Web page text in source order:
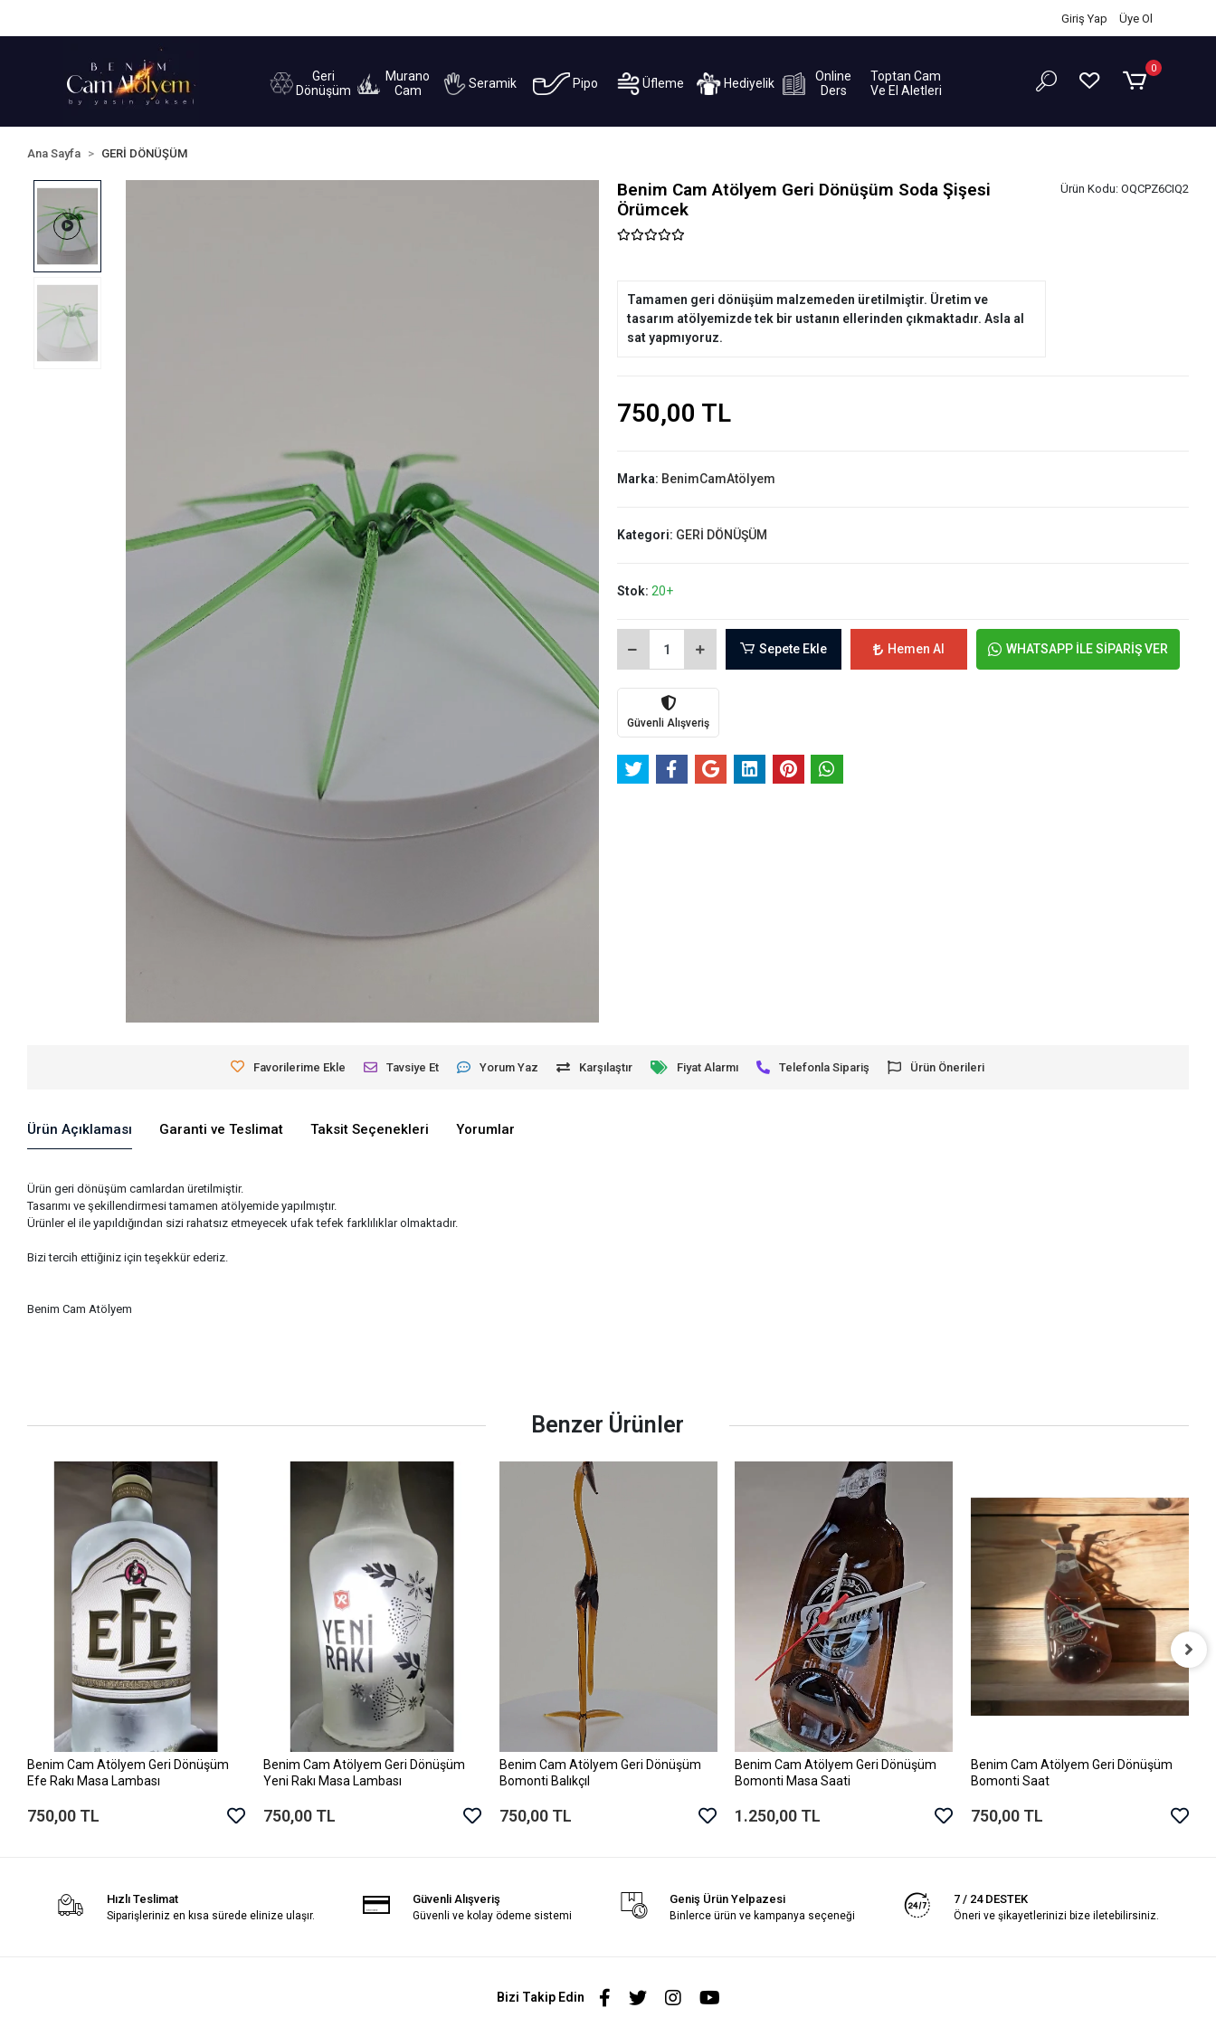
Giriş Yap Üye Ol
Geri
Dönüşüm
Murano
Cam
Seramik Pipo Üfleme Hediyelik
Online
Ders
Toptan Cam
Ve El Aletleri
0
Ana Sayfa GERİ DÖNÜŞÜM
Benim Cam Atölyem Geri Dönüşüm Soda Şişesi
Örümcek
Ürün Kodu: OQCPZ6CIQ2
Tamamen geri dönüşüm malzemeden üretilmiştir. Üretim ve
tasarım atölyemizde tek bir ustanın ellerinden çıkmaktadır. Asla al
sat yapmıyoruz.
750,00 TL
Marka: BenimCamAtölyem
Kategori: GERİ DÖNÜŞÜM
Stok: 20+
Sepete Ekle Hemen Al WHATSAPP İLE SİPARİŞ VER
Güvenli Alışveriş
Favorilerime Ekle Tavsiye Et Yorum Yaz Karşılaştır Fiyat Alarmı Telefonla Sipariş Ürün Önerileri
Ürün Açıklaması Garanti ve Teslimat Taksit Seçenekleri Yorumlar
Ürün geri dönüşüm camlardan üretilmiştir.
Tasarımı ve şekillendirmesi tamamen atölyemide yapılmıştır.
Ürünler el ile yapıldığından sizi rahatsız etmeyecek ufak tefek farklılıklar olmaktadır.
Bizi tercih ettiğiniz için teşekkür ederiz.
Benim Cam Atölyem
Benzer Ürünler
Sepete Ekle
Benim Cam Atölyem Geri Dönüşüm
Efe Rakı Masa Lambası
750,00 TL
Sepete Ekle
Benim Cam Atölyem Geri Dönüşüm
Yeni Rakı Masa Lambası
750,00 TL
Sepete Ekle
Benim Cam Atölyem Geri Dönüşüm
Bomonti Balıkçıl
750,00 TL
Sepete Ekle
Benim Cam Atölyem Geri Dönüşüm
Bomonti Masa Saati
1.250,00 TL
Sepete Ekle
Benim Cam Atölyem Geri Dönüşüm
Bomonti Saat
750,00 TL
Hızlı Teslimat
Siparişleriniz en kısa sürede elinize ulaşır.
Güvenli Alışveriş
Güvenli ve kolay ödeme sistemi
Geniş Ürün Yelpazesi
Binlerce ürün ve kampanya seçeneği
7 / 24 DESTEK
Öneri ve şikayetlerinizi bize iletebilirsiniz.
Bizi Takip Edin